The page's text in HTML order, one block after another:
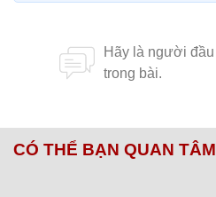
CÓ THỂ BẠN QUAN TÂM